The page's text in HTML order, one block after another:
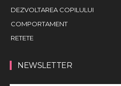
DEZVOLTAREA COPILULUI
COMPORTAMENT
RETETE
NEWSLETTER